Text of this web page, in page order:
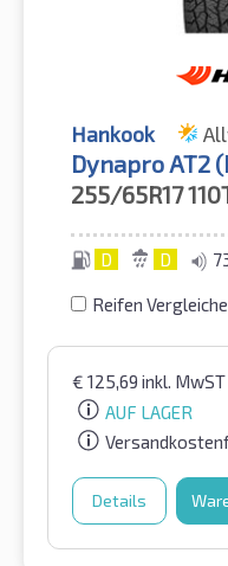
Hankook
Dynapro AT2
255/65R17
D D
Reifen
€ 125,69 inkl. MwST
AUF LAGER
Details